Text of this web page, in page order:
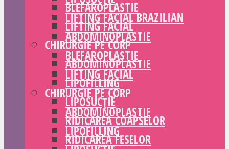
BLEFAROPLASTIE
LIFTING FACIAL
CHIRURGIE PE CORP
ABDOMINOPLASTIE
LIPOFILLING
LIPOSUCȚIE
RIDICAREA COAPSELOR
RIDICAREA FESELOR
LIFTING FACIAL BRAZILIAN
ABDOMINOPLASTIE
BLEFAROPLASTIE
LIFTING FACIAL
CHIRURGIE PE CORP
ABDOMINOPLASTIE
LIPOFILLING